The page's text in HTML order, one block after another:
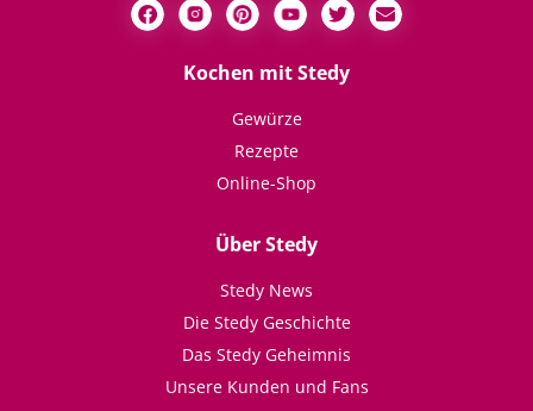
Kochen mit Stedy
Gewürze
Rezepte
Online-Shop
Über Stedy
Stedy News
Die Stedy Geschichte
Das Stedy Geheimnis
Unsere Kunden und Fans